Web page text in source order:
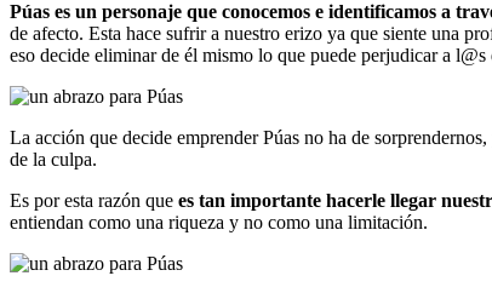
Púas es un personaje que conocemos e identificamos a
de afecto. Esta hace sufrir a nuestro erizo ya que siente una
eso decide eliminar de él mismo lo que puede perjudicar a l@s
La acción que decide emprender Púas no ha de
de la culpa.
Es por esta razón que es tan importante hacerle llegar
entiendan como una riqueza y no como una limitación.